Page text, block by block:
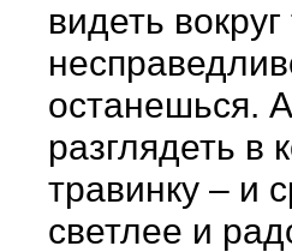
видеть
останешься.
разглядеть в
травинку – и
светлее и